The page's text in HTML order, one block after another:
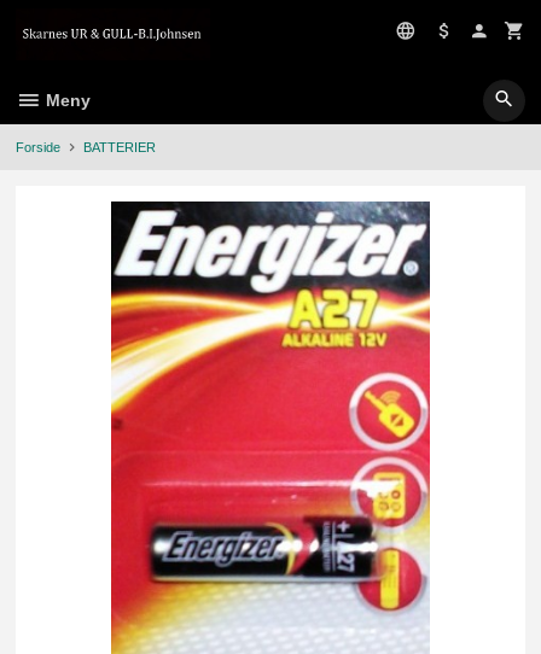
Meny
Forside BATTERIER